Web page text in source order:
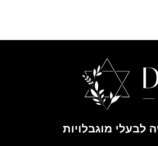
מוגבלויות